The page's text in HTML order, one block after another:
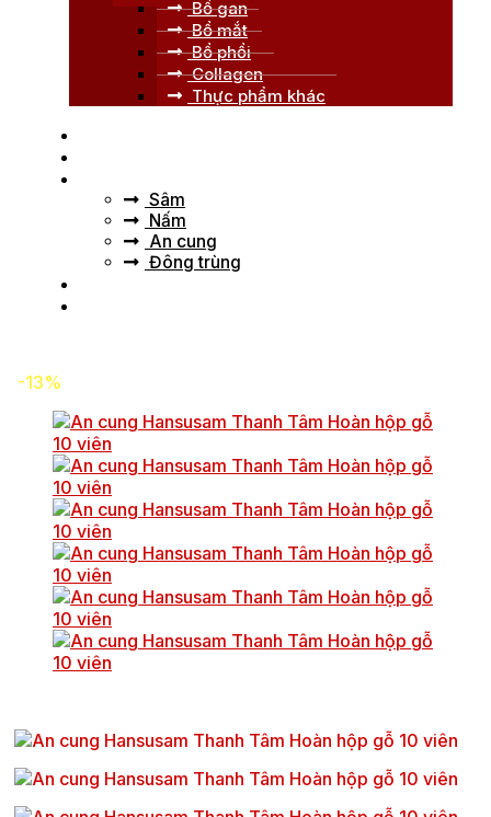
Bổ gan
Bổ mắt
Bổ phổi
Collagen
Thực phẩm khác
Sâm
Nấm
An cung
Đông trùng
-13%